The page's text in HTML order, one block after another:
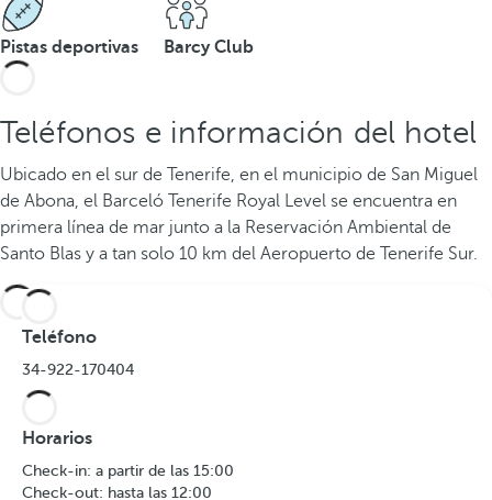
Pistas deportivas Barcy Club
Teléfonos e información del hotel
Ubicado en el sur de Tenerife, en el municipio de San Miguel
de Abona, el Barceló Tenerife Royal Level se encuentra en
primera línea de mar junto a la Reservación Ambiental de
Santo Blas y a tan solo 10 km del Aeropuerto de Tenerife Sur.
Teléfono
34-922-170404
Horarios
Check-in: a partir de las 15:00
Check-out: hasta las 12:00